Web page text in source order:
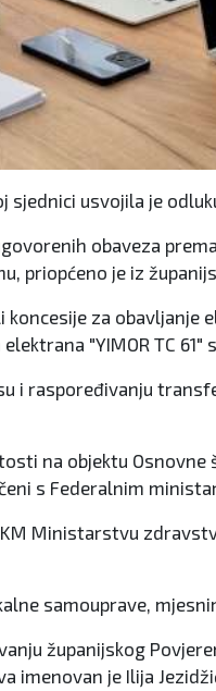
sjednici usvojila je
obaveza
priopćeno je iz
koncesije za
"YIMOR TC 61"
i raspoređivanju
na objektu
s Federalnim
Ministarstvu
samouprave,
županijskog
imenovan je Ilija